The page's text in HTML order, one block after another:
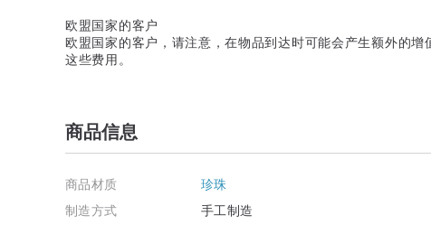
欧盟国家的客户
欧盟国家的客户，请注意，在物品到达时可能会产生额外的
这些费用。
商品信息
商品材质
珍珠
制造方式
手工制造